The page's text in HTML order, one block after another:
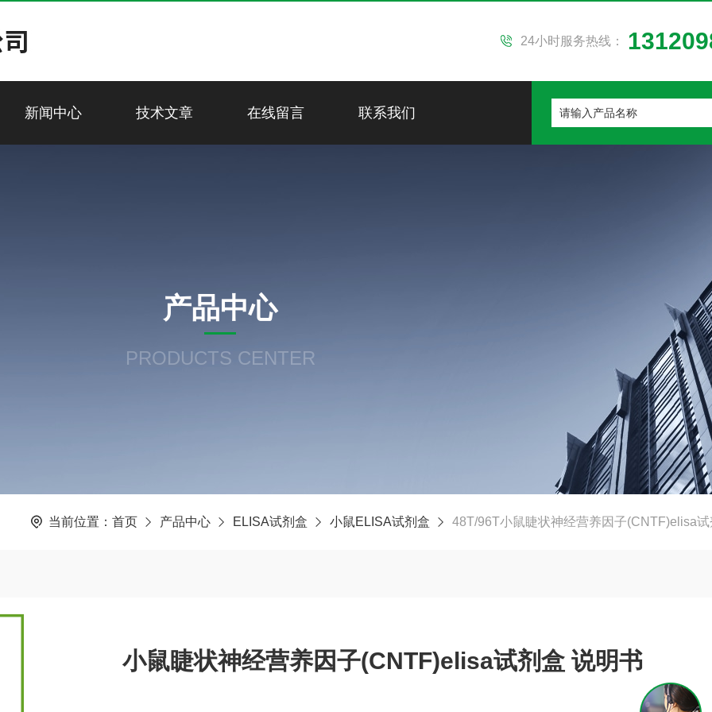
24小时服务热线：
新闻中心 技术文章 在线留言 联系我们
产品中心
PRODUCTS CENTER
当前位置： 首页 产品中心 ELISA试剂盒 小鼠ELISA试剂盒 48T/96T小鼠睫状神经营养因子(CNTF)elisa
小鼠睫状神经营养因子(CNTF)elisa试剂盒 说明书